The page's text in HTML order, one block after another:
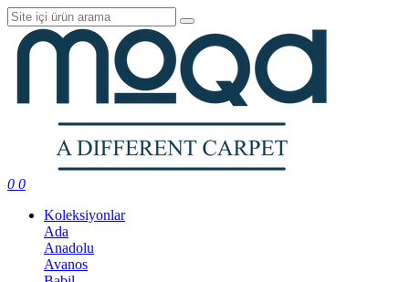
0 0
Koleksiyonlar
Ada
Anadolu
Avanos